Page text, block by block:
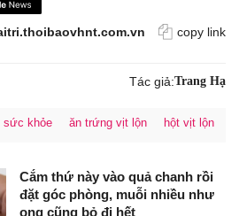
copy link
Tác giả:Trang Hạ
sức khỏe ăn trứng vịt lộn hột vịt lộn
Cắm thứ này vào quả chanh rồi
đặt góc phòng, muỗi nhiều như
ong cũng bỏ đi hết